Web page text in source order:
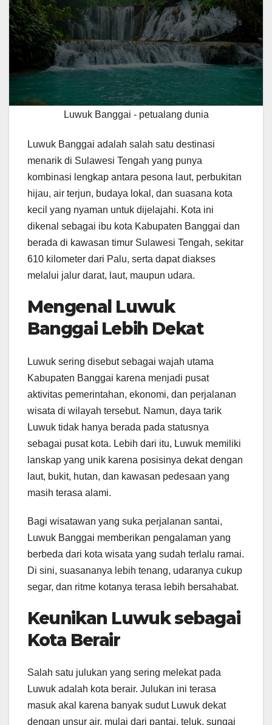
Luwuk Banggai - petualang dunia
Luwuk Banggai adalah salah satu destinasi
menarik di Sulawesi Tengah yang punya
kombinasi lengkap antara pesona laut, perbukitan
hijau, air terjun, budaya lokal, dan suasana kota
kecil yang nyaman untuk dijelajahi. Kota ini
dikenal sebagai ibu kota Kabupaten Banggai dan
berada di kawasan timur Sulawesi Tengah, sekitar
610 kilometer dari Palu, serta dapat diakses
melalui jalur darat, laut, maupun udara.
Mengenal Luwuk
Banggai Lebih Dekat
Luwuk sering disebut sebagai wajah utama
Kabupaten Banggai karena menjadi pusat
aktivitas pemerintahan, ekonomi, dan perjalanan
wisata di wilayah tersebut. Namun, daya tarik
Luwuk tidak hanya berada pada statusnya
sebagai pusat kota. Lebih dari itu, Luwuk memiliki
lanskap yang unik karena posisinya dekat dengan
laut, bukit, hutan, dan kawasan pedesaan yang
masih terasa alami.
Bagi wisatawan yang suka perjalanan santai,
Luwuk Banggai memberikan pengalaman yang
berbeda dari kota wisata yang sudah terlalu ramai.
Di sini, suasananya lebih tenang, udaranya cukup
segar, dan ritme kotanya terasa lebih bersahabat.
Keunikan Luwuk sebagai
Kota Berair
Salah satu julukan yang sering melekat pada
Luwuk adalah kota berair. Julukan ini terasa
masuk akal karena banyak sudut Luwuk dekat
dengan unsur air, mulai dari pantai, teluk, sungai